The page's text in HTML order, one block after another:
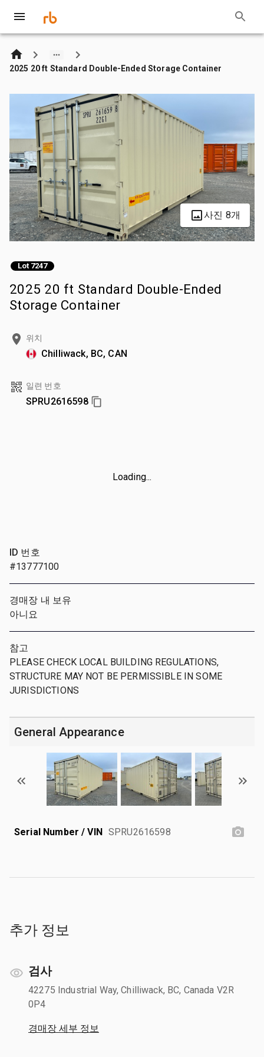
2025 20 ft Standard Double-Ended Storage Container
사진 8개
Lot 7247
2025 20 ft Standard Double-Ended
Storage Container
위치
Chilliwack, BC, CAN
일련 번호
SPRU2616598
Loading...
ID 번호
#13777100
경매장 내 보유
아니요
참고
PLEASE CHECK LOCAL BUILDING REGULATIONS,
STRUCTURE MAY NOT BE PERMISSIBLE IN SOME
JURISDICTIONS
General Appearance
Serial Number / VIN SPRU2616598
추가 정보
검사
42275 Industrial Way, Chilliwack, BC, Canada V2R
0P4
경매장 세부 정보